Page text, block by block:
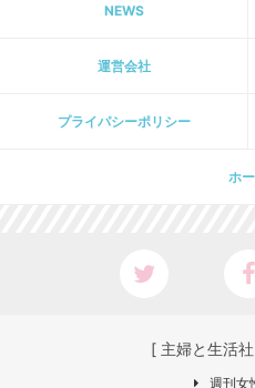
NEWS
運営会社
プライパシーポリシー
ホ
[ 主婦と生活
週刊女